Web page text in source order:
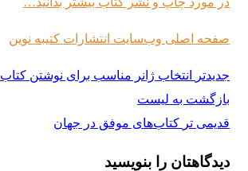
صفحه اصلی وب‌سایت انتشارات کتیبه نوین
جدیدتر
انتخاب ژانر مناسب برای نوشتن کتاب
بازگشت به لیست
قدیمی تر کتاب‌های موفق در جهان
دیدگاهتان را بنویسید